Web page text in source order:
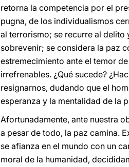
retorna la competencia por el
pugna, de los individualismos
al terrorismo; se recurre al delito
sobrevenir; se considera la paz
estremecimiento ante el temor
irrefrenables. ¿Qué sucede?
resignarnos, dudando que el
esperanza y la mentalidad de la
Afortunadamente, ante nuestra
a pesar de todo, la paz camina.
se afianza en el mundo con un
moral de la humanidad,